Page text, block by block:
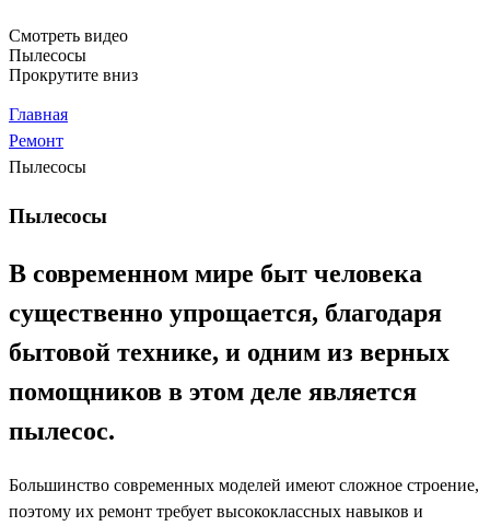
Смотреть видео
Пылесосы
Прокрутите вниз
Главная
Ремонт
Пылесосы
Пылесосы
В современном мире быт человека
существенно упрощается, благодаря
бытовой технике, и одним из верных
помощников в этом деле является
пылесос.
Большинство современных моделей имеют сложное строение,
поэтому их ремонт требует высококлассных навыков и